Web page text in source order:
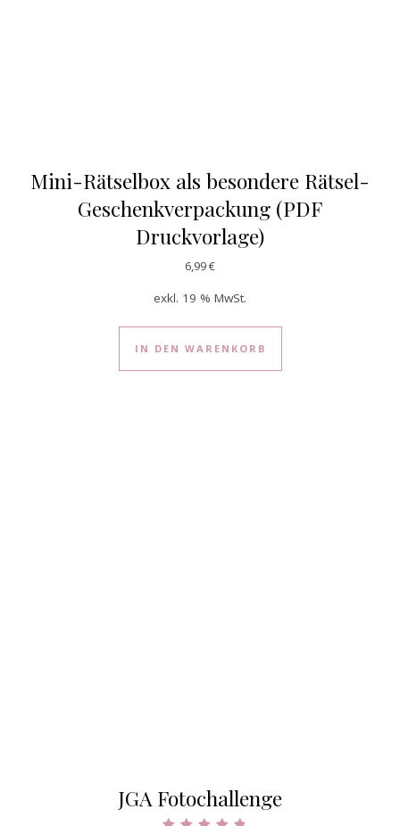
Mini-Rätselbox als besondere Rätsel-
Geschenkverpackung (PDF
Druckvorlage)
6,99€
exkl. 19 % MwSt.
IN DEN WARENKORB
JGA Fotochallenge